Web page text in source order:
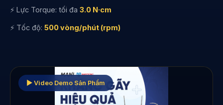
⚡ Lực Torque: tối đa 3.0 N·cm
⚡ Tốc độ: 500 vòng/phút (rpm)
▶ Video Demo Sản Phẩm